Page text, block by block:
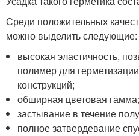
Среди положительных
можно выделить следующие:
высокая эластичность,
полимер для
конструкций;
обширная цветовая гамма;
застывание в течение
полное затвердевание